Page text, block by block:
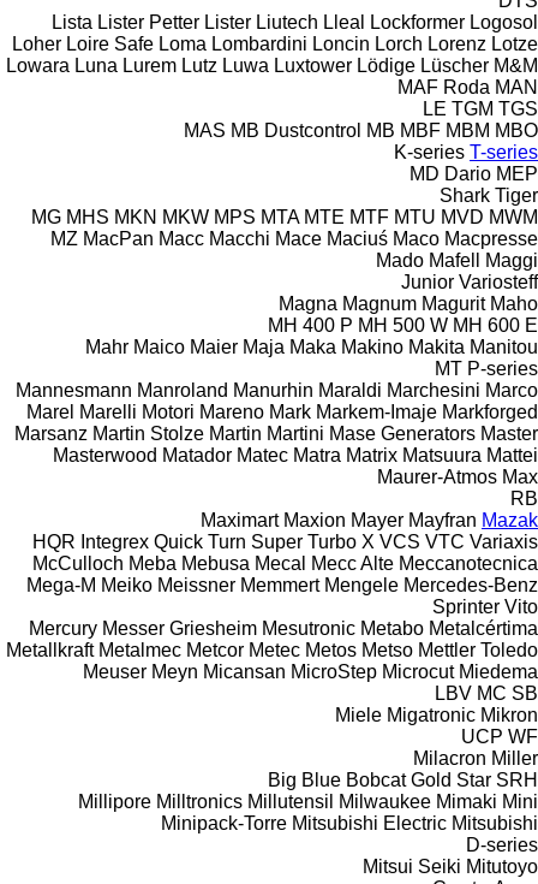
Lista Lister Petter Lister Liutech Lleal Lockformer Logosol
Loher Loire Safe Loma Lombardini Loncin Lorch Lorenz Lotze
Lowara Luna Lurem Lutz Luwa Luxtower Lödige Lüscher M&M
MAF Roda MAN
LE TGM TGS
MAS MB Dustcontrol MB MBF MBM MBO
K-series T-series
MD Dario MEP
Shark Tiger
MG MHS MKN MKW MPS MTA MTE MTF MTU MVD MWM
MZ MacPan Macc Macchi Mace Maciuś Maco Macpresse
Mado Mafell
Maggi
Junior Variosteff
Magna Magnum Magurit Maho
MH 400 P MH 500 W MH 600 E
Mahr Maico Maier Maja Maka Makino Makita Manitou
MT P-series
Mannesmann Manroland Manurhin Maraldi Marchesini Marco
Marel Marelli Motori Mareno Mark Markem-Imaje Markforged
Marsanz Martin Stolze Martin Martini Mase Generators Master
Masterwood Matador Matec Matra Matrix Matsuura Mattei
Maurer-Atmos Max
RB
Maximart Maxion Mayer Mayfran Mazak
HQR Integrex Quick Turn Super Turbo X VCS VTC Variaxis
McCulloch Meba Mebusa Mecal Mecc Alte Meccanotecnica
Mega-M Meiko Meissner Memmert Mengele Mercedes-Benz
Sprinter Vito
Mercury Messer Griesheim Mesutronic Metabo Metalcértima
Metallkraft Metalmec Metcor Metec Metos Metso Mettler Toledo
Meuser Meyn Micansan MicroStep Microcut Miedema
LBV MC SB
Miele Migatronic Mikron
UCP WF
Milacron Miller
Big Blue Bobcat Gold Star SRH
Millipore Milltronics Millutensil Milwaukee Mimaki Mini
Minipack-Torre Mitsubishi Electric Mitsubishi
D-series
Mitsui Seiki Mitutoyo